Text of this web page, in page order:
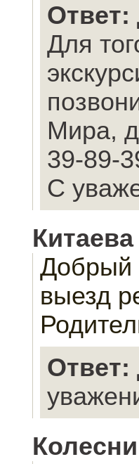
Ответ:
Для
Мира,
39-89-
С
Добрый
выезд
Ответ: